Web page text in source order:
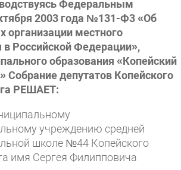
Федеральным
2003 года №131-Ф3 «Об
организации местного
в Российской Федерации»,
образования «Копейский
Собрание депутатов Копейского
РЕШАЕТ:
учреждению средней
школе №44 Копейского
имя Сергея Филипповича